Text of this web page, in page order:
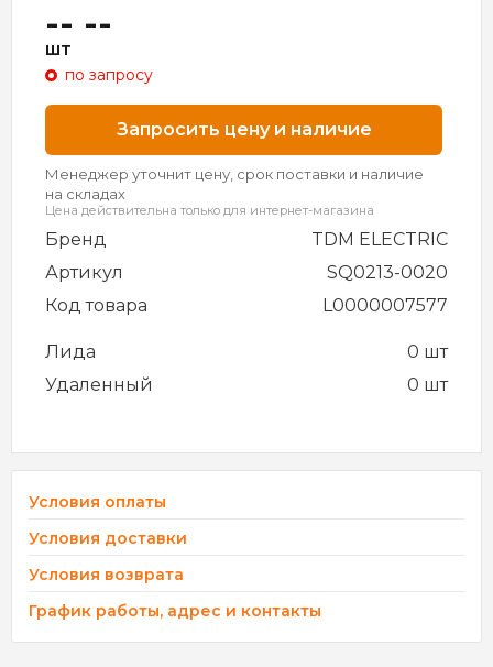
-- --
шт
по запросу
Запросить цену и наличие
Менеджер уточнит цену, срок поставки и наличие
на складах
Цена действительна только для интернет-магазина
Бренд
TDM ELECTRIC
Артикул
SQ0213-0020
Код товара
L0000007577
Лида
0 шт
Удаленный
0 шт
Условия оплаты
Условия доставки
Условия возврата
График работы, адрес и контакты